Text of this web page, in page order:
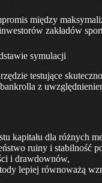
między
zakładów
symulacji
testujące
z
kapitału dla różnych
ruiny i stabilność
i drawdownów,
lepiej równoważą